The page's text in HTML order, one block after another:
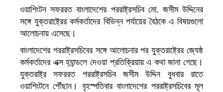
ওয়াশিংটন সফররত বাংলাদেশের পররাষ্ট্রসচিব মো. জসীম উদ্দিনের
সঙ্গে যুক্তরাষ্ট্রের কর্মকর্তাদের বিভিন্ন পর্যায়ের বৈঠকে এ বিষয়গুলো
আলোচনায় এসেছে।
বাংলাদেশের পররাষ্ট্রসচিবের সঙ্গে আলোচনার পর যুক্তরাষ্ট্রের জ্যেষ্ঠ
কর্মকর্তাদের এক্স হ্যান্ডলে দেওয়া প্রতিক্রিয়ায় এ কথা জানা গেছে।
যুক্তরাষ্ট্র সফররত পররাষ্ট্রসচিব জসীম উদ্দিন বুধবার রাতে
ওয়াশিংটনে পৌঁছান। বৃহস্পতিবার বাংলাদেশের পররাষ্ট্রসচিবের মূল